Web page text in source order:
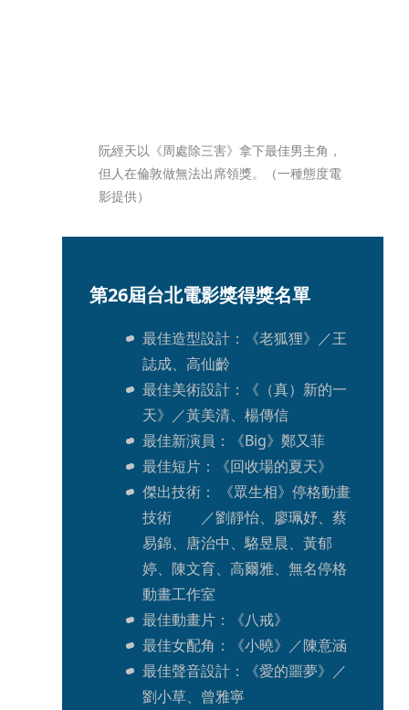
阮經天以《周處除三害》拿下最佳男主角，
但人在倫敦做無法出席領獎。（一種態度電
影提供）
第26屆台北電影獎得獎名單
最佳造型設計：《老狐狸》／王
誌成、高仙齡
最佳美術設計：《（真）新的一
天》／黃美清、楊傳信
最佳新演員：《Big》鄭又菲
最佳短片：《回收場的夏天》
傑出技術： 《眾生相》停格動畫
技術	／劉靜怡、廖珮妤、蔡
易錦、唐治中、駱昱晨、黃郁
婷、陳文育、高爾雅、無名停格
動畫工作室
最佳動畫片：《八戒》
最佳女配角：《小曉》／陳意涵
最佳聲音設計：《愛的噩夢》／
劉小草、曾雅寧